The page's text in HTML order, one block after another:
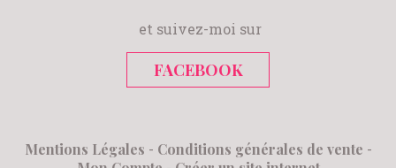
et suivez-moi sur
FACEBOOK
Mentions Légales
Conditions générales de vente